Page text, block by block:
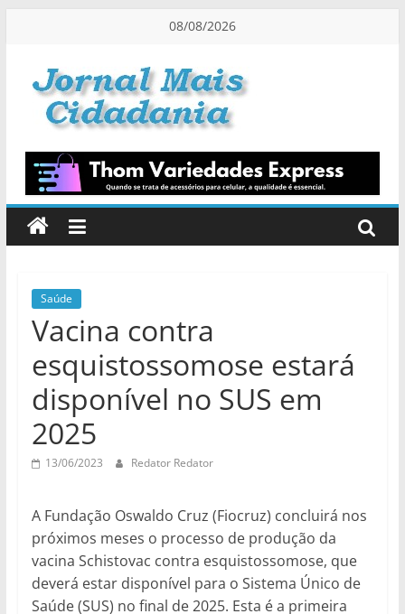
conteúdo
08/08/2026
Jornal
Mais
Cidadania
Medida
Certa!
Saúde
Vacina contra
esquistossomose estará
disponível no SUS em
2025
13/06/2023 Redator Redator
A Fundação Oswaldo Cruz (Fiocruz) concluirá nos
próximos meses o processo de produção da
vacina Schistovac contra esquistossomose, que
deverá estar disponível para o Sistema Único de
Saúde (SUS) no final de 2025. Esta é a primeira